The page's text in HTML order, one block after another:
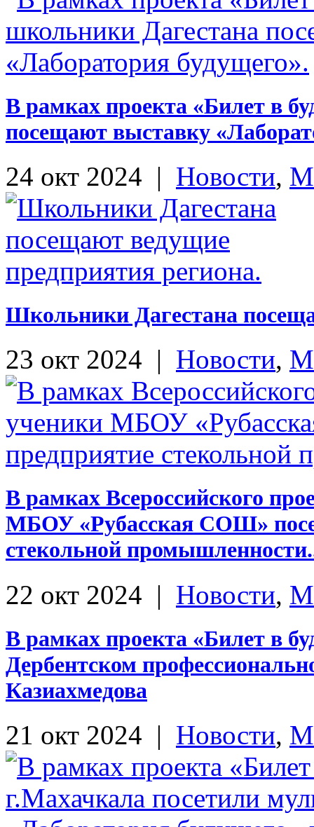
В рамках проекта «Билет в
посещают выставку
24 окт 2024 | Новости,
Школьники Дагестана
23 окт 2024 | Новости,
В рамках Всероссийского
МБОУ «Рубасская СОШ»
стекольной
22 окт 2024 | Новости,
В рамках проекта «Билет в
Дербентском
Казиахмедова
21 окт 2024 | Новости,